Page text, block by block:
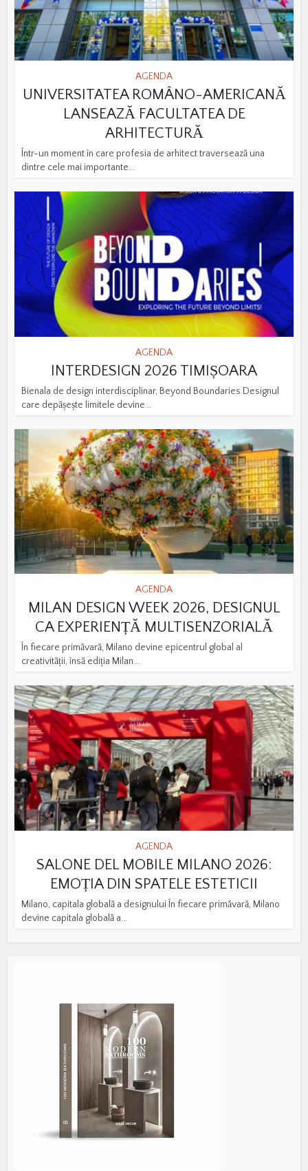
AGENDA
UNIVERSITATEA ROMÂNO-AMERICANĂ
LANSEAZĂ FACULTATEA DE
ARHITECTURĂ
Într-un moment în care profesia de arhitect traversează una
dintre cele mai importante...
AGENDA
INTERDESIGN 2026 TIMIȘOARA
Bienala de design interdisciplinar, Beyond Boundaries Designul
care depășește limitele devine...
AGENDA
MILAN DESIGN WEEK 2026, DESIGNUL
CA EXPERIENȚĂ MULTISENZORIALĂ
În fiecare primăvară, Milano devine epicentrul global al
creativității, însă ediția Milan...
AGENDA
SALONE DEL MOBILE MILANO 2026:
EMOȚIA DIN SPATELE ESTETICII
Milano, capitala globală a designului În fiecare primăvară, Milano
devine capitala globală a...